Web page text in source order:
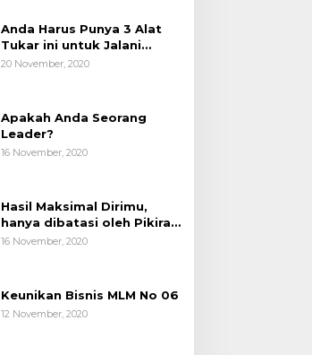
Anda Harus Punya 3 Alat
Tukar ini untuk Jalani
Hidup.
20 November, 2020
Apakah Anda Seorang
Leader?
16 November, 2020
Hasil Maksimal Dirimu,
hanya dibatasi oleh Pikiran
Negatif.
16 November, 2020
Keunikan Bisnis MLM No 06
12 November, 2020